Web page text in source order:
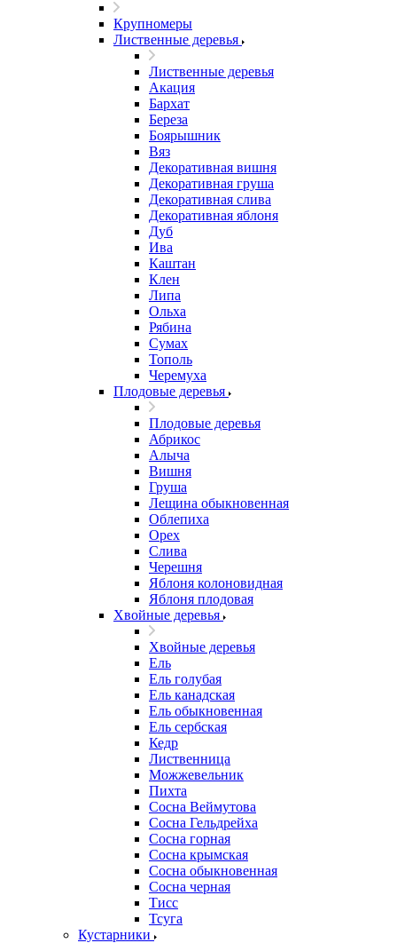
Крупномеры
Лиственные деревья
Лиственные деревья
Акация
Бархат
Береза
Боярышник
Вяз
Декоративная вишня
Декоративная груша
Декоративная слива
Декоративная яблоня
Дуб
Ива
Каштан
Клен
Липа
Ольха
Рябина
Сумах
Тополь
Черемуха
Плодовые деревья
Плодовые деревья
Абрикос
Алыча
Вишня
Груша
Лещина обыкновенная
Облепиха
Орех
Слива
Черешня
Яблоня колоновидная
Яблоня плодовая
Хвойные деревья
Хвойные деревья
Ель
Ель голубая
Ель канадская
Ель обыкновенная
Ель сербская
Кедр
Лиственница
Можжевельник
Пихта
Сосна Веймутова
Сосна Гельдрейха
Сосна горная
Сосна крымская
Сосна обыкновенная
Сосна черная
Тисс
Тсуга
Кустарники